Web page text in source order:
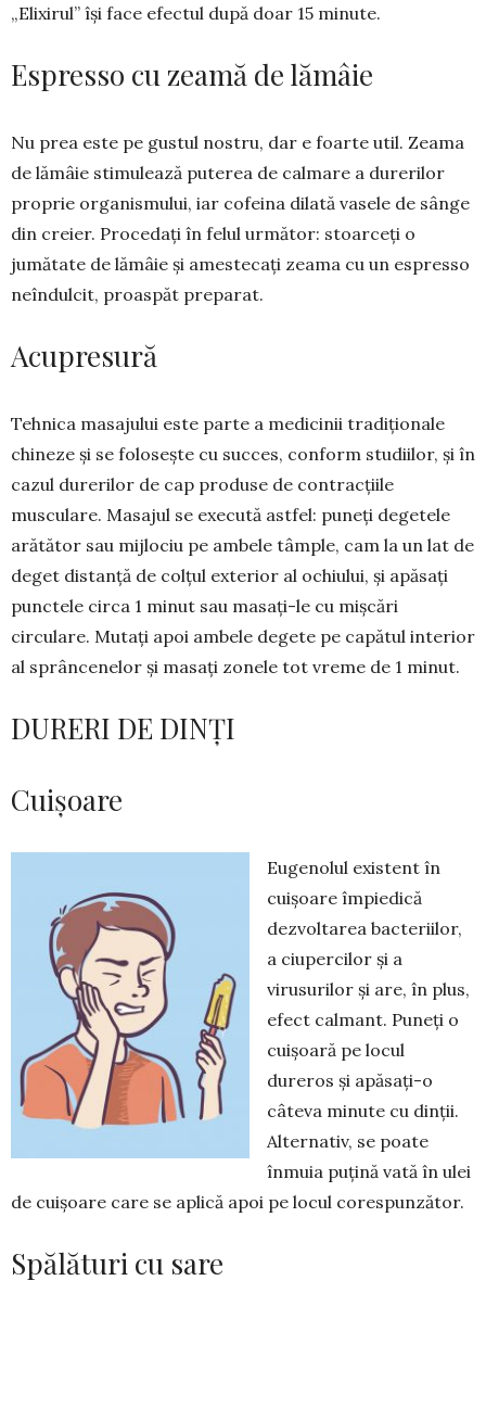
„Elixirul” își face efectul după doar 15 minute.
Espresso cu zeamă de lămâie
Nu prea este pe gustul nostru, dar e foarte util. Zea­ma
de lămâie stimulează puterea de calmare a du­rerilor
proprie organismului, iar cofeina dilată vasele de sânge
din creier. Procedați în felul urmă­tor: stoar­ceți o
jumătate de lămâie și amestecați zeama cu un espresso
neîndulcit, proaspăt preparat.
Acupresură
Tehnica masajului este parte a medicinii tradi­ționale
chineze și se folosește cu succes, conform studiilor, și în
cazul durerilor de cap produse de con­tracțiile
musculare. Masajul se execută astfel: puneți degetele
arătător sau mijlociu pe ambele tâmple, cam la un lat de
deget distanță de colțul exterior al ochiului, și apă­sați
punctele circa 1 minut sau masați-le cu mișcări
circulare. Mutați apoi ambele degete pe capătul interior
al sprâncenelor și masați zonele tot vreme de 1 minut.
DURERI DE DINȚI
Cuișoare
Eugenolul existent în
cuișoare împiedică
dezvoltarea bacteriilor,
a ciupercilor și a
virusurilor și are, în plus,
efect calmant. Puneți o
cuișoară pe locul
dureros și apă­sați-o
câteva minute cu dinții.
Alternativ, se poate
înmuia puțină vată în ulei
de cuișoare care se aplică apoi pe locul corespunzător.
Spălături cu sare